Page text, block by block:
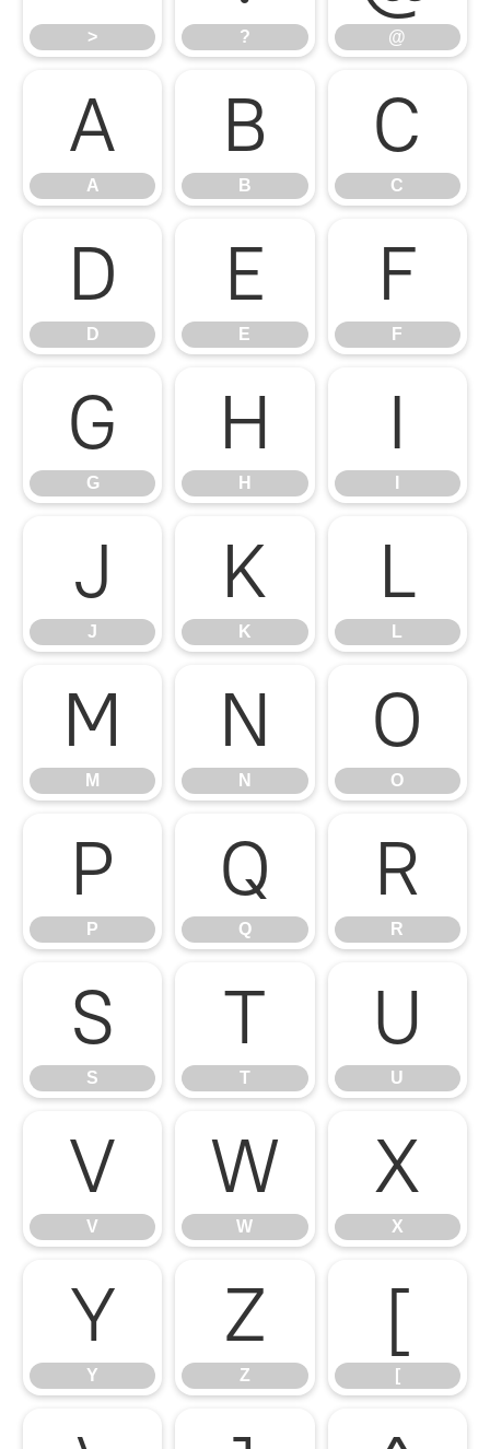
> ? @
A
A
B
B
C
C
D
D
E
E
F
F
G
G
H
H
I
J
J
K
K
L
L
M
M
N
N
O
O
P
P
Q
Q
R
R
S
S
T
T
U
U
V
V
W
W
X
X
Y
Y
Z
Z
[
[